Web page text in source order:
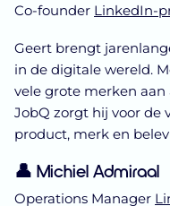
Co-founder LinkedIn-
Geert brengt
in de digitale wereld.
vele grote merken aan
JobQ zorgt hij voor de
product, merk en
👤 Michiel Admiraal
Operations Manager